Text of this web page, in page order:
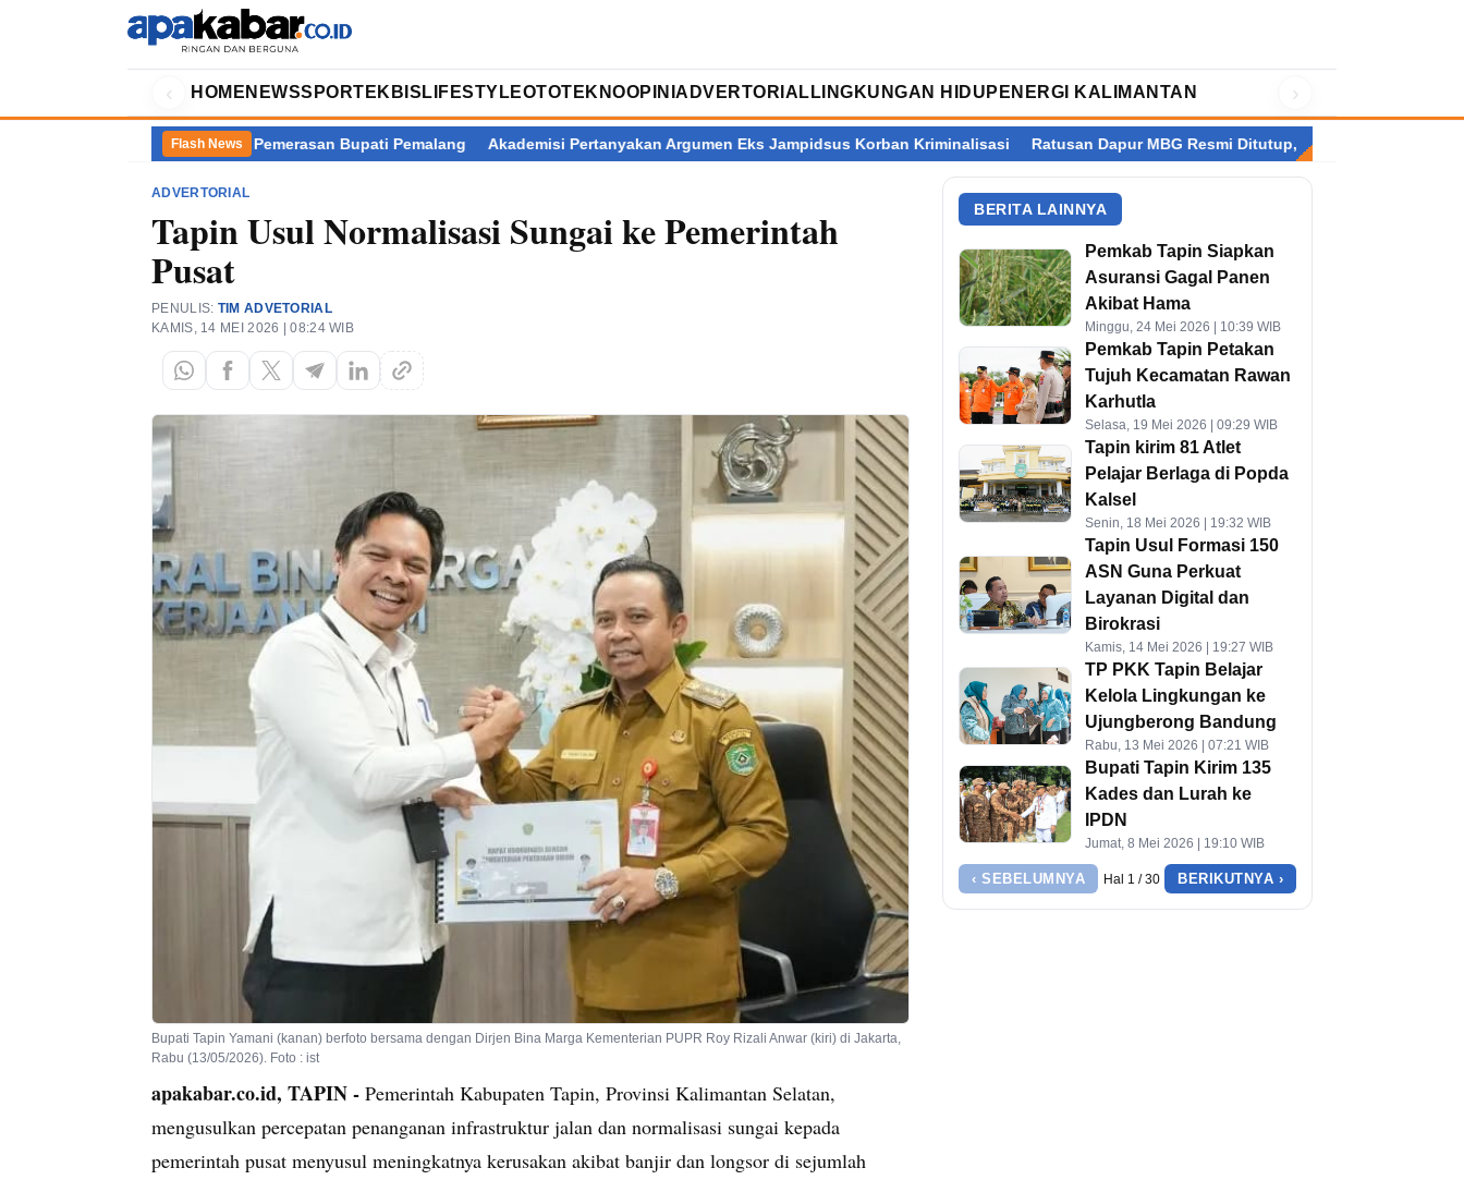
‹ HOME NEWSSPORT EKBIS LIFESTYLEOTOTEKNOOPINI ADVERTORIAL LINGKUNGAN HIDUP ENERGI KALIMANTAN ›
Flash News
Kasus Dugaan Pemerasan Bupati Pemalang Akademisi Pertanyakan Argumen Eks Jampidsus Korban Kriminalisasi Ratusan Dapur MBG Resmi Ditutup, Kalimantan Terbanyak
ADVERTORIAL
Tapin Usul Normalisasi Sungai ke Pemerintah
Pusat
PENULIS: TIM ADVETORIAL
KAMIS, 14 MEI 2026 | 08:24 WIB
Bupati Tapin Yamani (kanan) berfoto bersama dengan Dirjen Bina Marga Kementerian PUPR Roy Rizali Anwar (kiri) di Jakarta,
Rabu (13/05/2026). Foto : ist
apakabar.co.id, TAPIN - Pemerintah Kabupaten Tapin, Provinsi Kalimantan Selatan,
mengusulkan percepatan penanganan infrastruktur jalan dan normalisasi sungai kepada
pemerintah pusat menyusul meningkatnya kerusakan akibat banjir dan longsor di sejumlah
BERITA LAINNYA
Pemkab Tapin Siapkan
Asuransi Gagal Panen
Akibat Hama
Minggu, 24 Mei 2026 | 10:39 WIB
Pemkab Tapin Petakan
Tujuh Kecamatan Rawan
Karhutla
Selasa, 19 Mei 2026 | 09:29 WIB
Tapin kirim 81 Atlet
Pelajar Berlaga di Popda
Kalsel
Senin, 18 Mei 2026 | 19:32 WIB
Tapin Usul Formasi 150
ASN Guna Perkuat
Layanan Digital dan
Birokrasi
Kamis, 14 Mei 2026 | 19:27 WIB
TP PKK Tapin Belajar
Kelola Lingkungan ke
Ujungberong Bandung
Rabu, 13 Mei 2026 | 07:21 WIB
Bupati Tapin Kirim 135
Kades dan Lurah ke
IPDN
Jumat, 8 Mei 2026 | 19:10 WIB
‹ SEBELUMNYA Hal 1 / 30 BERIKUTNYA ›